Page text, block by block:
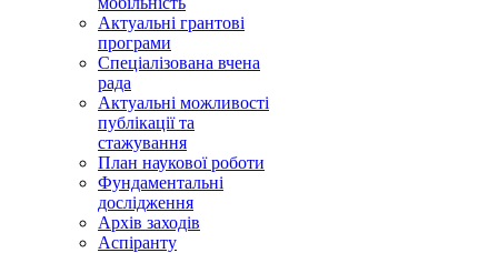
Актуальні грантові
програми
Спеціалізована вчена
рада
Актуальні можливості
публікації та
стажування
План наукової роботи
Фундаментальні
дослідження
Архів заходів
Аспіранту